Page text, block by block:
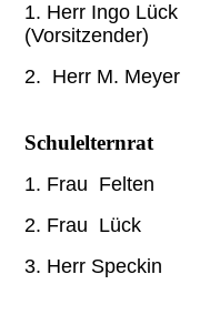
1. Herr Ingo
(Vorsitzender)
2. Herr M.
Schulelternrat
1. Frau
2. Frau Lück
3. Herr Speckin